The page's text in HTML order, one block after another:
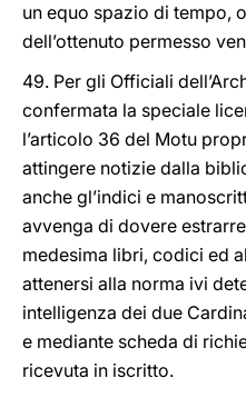
un equo spazio di tempo,
dell’ottenuto permesso
49. Per gli Officiali
confermata la speciale
l’articolo 36 del Motu
attingere notizie dalla
anche gl’indici e
avvenga di dovere
medesima libri, codici ed
attenersi alla norma ivi
intelligenza dei due
e mediante scheda di
ricevuta in iscritto.